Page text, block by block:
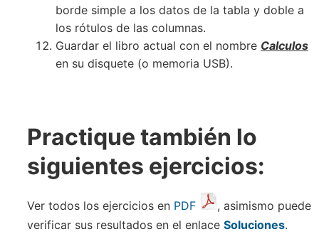
borde simple a los datos de la tabla y doble a
los rótulos de las columnas.
Guardar el libro actual con el nombre Calculos
en su disquete (o memoria USB).
Practique también lo
siguientes ejercicios:
Ver todos los ejercicios en PDF
, asimismo puede
verificar sus resultados en el enlace Soluciones.